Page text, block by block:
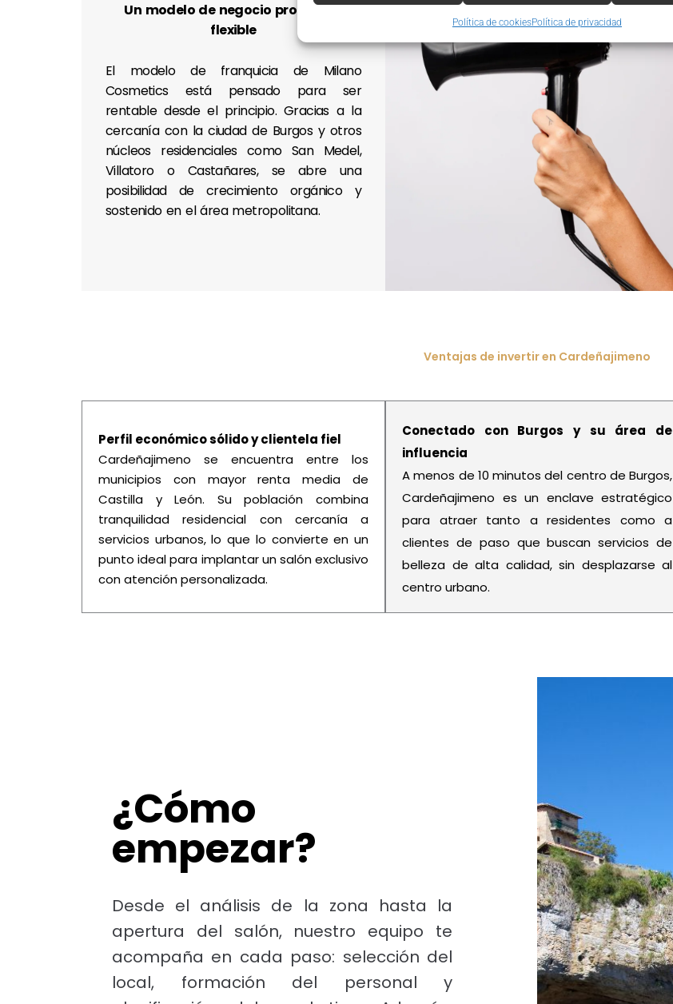
Política de cookiesPolítica de privacidad
Un modelo de negocio probado y
flexible
El modelo de franquicia de Milano
Cosmetics está pensado para ser
rentable desde el principio. Gracias a la
cercanía con la ciudad de Burgos y otros
núcleos residenciales como San Medel,
Villatoro o Castañares, se abre una
posibilidad de crecimiento orgánico y
sostenido en el área metropolitana.
Ventajas de invertir en Cardeñajimeno
Perfil económico sólido y clientela fiel
Cardeñajimeno se encuentra entre los
municipios con mayor renta media de
Castilla y León. Su población combina
tranquilidad residencial con cercanía a
servicios urbanos, lo que lo convierte en un
punto ideal para implantar un salón exclusivo
con atención personalizada.
Conectado con Burgos y su área de
influencia
A menos de 10 minutos del centro de Burgos,
Cardeñajimeno es un enclave estratégico
para atraer tanto a residentes como a
clientes de paso que buscan servicios de
belleza de alta calidad, sin desplazarse al
centro urbano.
¿Cómo
empezar?
Desde el análisis de la zona hasta la
apertura del salón, nuestro equipo te
acompaña en cada paso: selección del
local, formación del personal y